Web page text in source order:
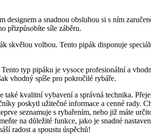
a snadnou obsluhou si ⁣s ⁤ním
přizpůsobíte síle záběru.
skvělou volbou. Tento pipák disponuje
typ ⁤pipáku je ​vysoce profesionální a
vhodný spíše pro pokročilé rybáře.
kvalitní vybavení a správná technika.
poskytl ​užitečné informace a cenné rady.
seznamuje s rybařením,​ nebo již máte
na důležité funkce, jako je snadné
radost a spoustu úspěchů!